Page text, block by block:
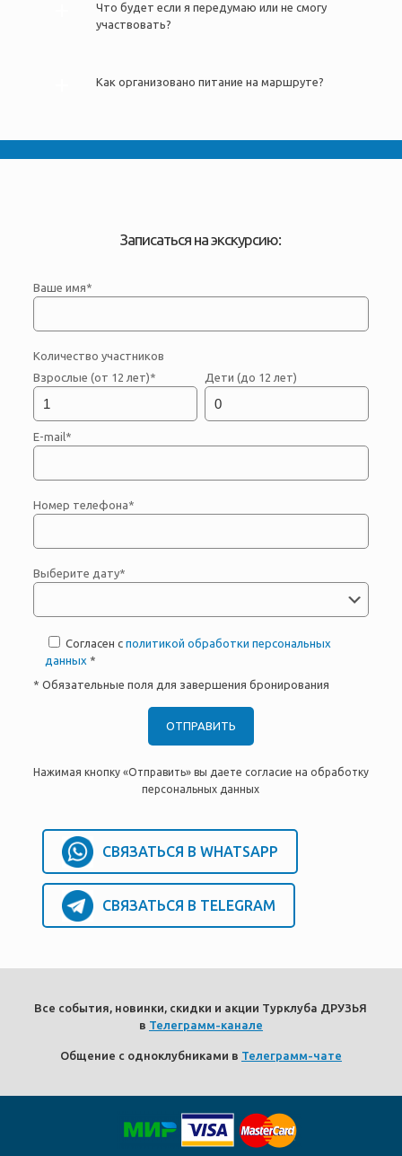
Что будет если я передумаю или не смогу
участвовать?
Как организовано питание на маршруте?
Записаться на экскурсию:
Ваше имя*
Количество участников
Взрослые (от 12 лет)*
Дети (до 12 лет)
E-mail*
Номер телефона*
Выберите дату*
Согласен с политикой обработки персональных
данных *
* Обязательные поля для завершения бронирования
Нажимая кнопку «Отправить» вы даете согласие на обработку
персональных данных
СВЯЗАТЬСЯ В WHATSAPP
СВЯЗАТЬСЯ В TELEGRAM
Все события, новинки, скидки и акции Турклуба ДРУЗЬЯ
в Телеграмм-канале
Общение с одноклубниками в Телеграмм-чате